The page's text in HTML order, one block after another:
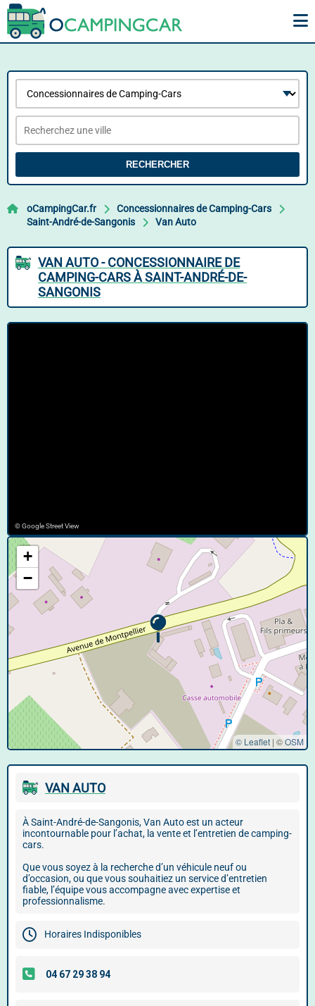
RECHERCHER
oCampingCar.fr
Concessionnaires de Camping-Cars
Saint-André-de-Sangonis
Van Auto
VAN AUTO - CONCESSIONNAIRE DE
CAMPING-CARS À SAINT-ANDRÉ-DE-
SANGONIS
© Google Street View
+
−
© Leaflet | ©OSM
VAN AUTO
À Saint-André-de-Sangonis, Van Auto est un acteur
incontournable pour l’achat, la vente et l’entretien de camping-
cars.
Que vous soyez à la recherche d’un véhicule neuf ou
d’occasion, ou que vous souhaitiez un service d’entretien
fiable, l’équipe vous accompagne avec expertise et
professionnalisme.
Horaires Indisponibles